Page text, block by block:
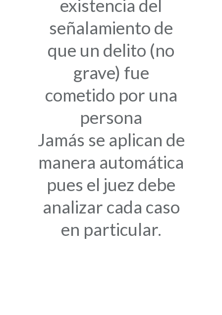
existencia del
señalamiento de
que un delito (no
grave) fue
cometido por una
persona
Jamás se aplican de
manera automática
pues el juez debe
analizar cada caso
en particular.